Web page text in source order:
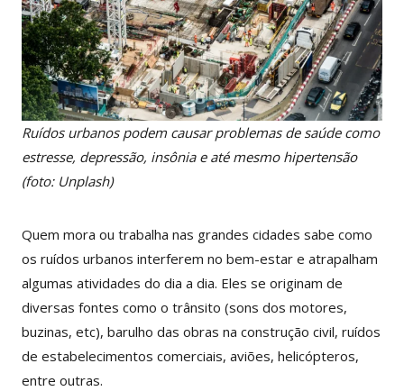
Ruídos urbanos podem causar problemas de saúde como
estresse, depressão, insônia e até mesmo hipertensão
(foto: Unplash)
Quem mora ou trabalha nas grandes cidades sabe como
os ruídos urbanos interferem no bem-estar e atrapalham
algumas atividades do dia a dia. Eles se originam de
diversas fontes como o trânsito (sons dos motores,
buzinas, etc), barulho das obras na construção civil, ruídos
de estabelecimentos comerciais, aviões, helicópteros,
entre outras.